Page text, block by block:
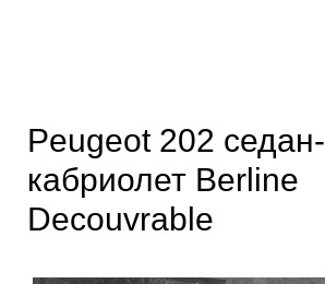
Peugeot 202 седан-
кабриолет Berline
Decouvrable